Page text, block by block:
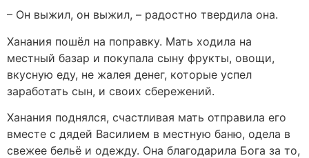
– Он выжил, он выжил, – радостно твердила она.
Ханания пошёл на поправку. Мать ходила на
местный базар и покупала сыну фрукты, овощи,
вкусную еду, не жалея денег, которые успел
заработать сын, и своих сбережений.
Ханания поднялся, счастливая мать отправила его
вместе с дядей Василием в местную баню, одела в
свежее бельё и одежду. Она благодарила Бога за то,